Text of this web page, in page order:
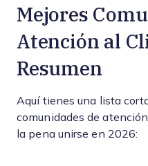
Mejores
Atención al
Resumen
Aquí tienes una lista
comunidades de
la pena unirse en 2026: